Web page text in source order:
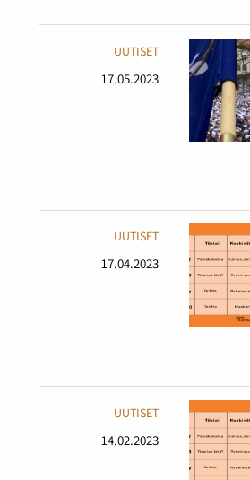
UUTISET
17.05.2023
UUTISET
17.04.2023
UUTISET
14.02.2023